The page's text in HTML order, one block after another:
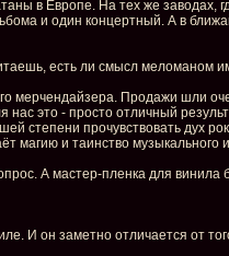
в Европе. На тех же заводах,
и один концертный. А в
есть ли смысл меломаном
Продажи шли
это - просто отличный
степени прочувствовать дух
магию и таинство музыкального
А мастер-пленка для
И он заметно отличается от